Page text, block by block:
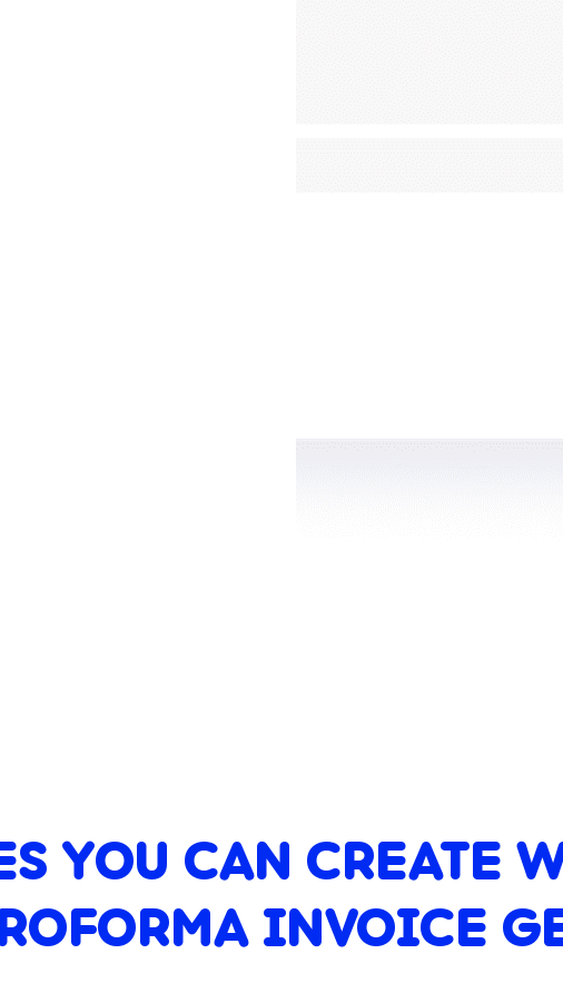
YOU CAN CREATE
INVOICE